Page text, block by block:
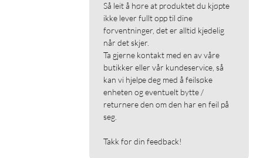
Så leit å høre at produktet du kjøpte
ikke lever fullt opp til dine
forventninger, det er alltid kjedelig
når det skjer.
Ta gjerne kontakt med en av våre
butikker eller vår kundeservice, så
kan vi hjelpe deg med å feilsøke
enheten og eventuelt bytte /
returnere den om den har en feil på
seg.
Takk for din feedback!